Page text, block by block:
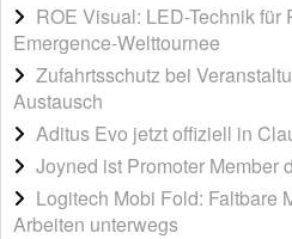
ROE Visual: LED-Technik für
Emergence-Welttournee
Zufahrtsschutz bei
Austausch
Aditus Evo jetzt offiziell in
Joyned ist Promoter Member
Logitech Mobi Fold: Faltbare
Arbeiten unterwegs